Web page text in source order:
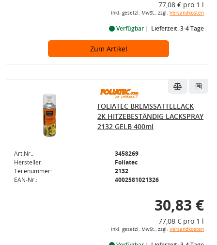
77,08 € pro 1 l
inkl. gesetzl. MwSt., zzgl. Versandkosten
Verfügbar Lieferzeit: 3-4 Tage
Zum Artikel
FOLIATEC BREMSSATTELLACK
2K HITZEBESTÄNDIG LACKSPRAY
2132 GELB 400ml
Art.Nr.:
3458269
Hersteller:
Foliatec
Teilenummer:
2132
EAN-Nr.:
4002581021326
30,83 €
77,08 € pro 1 l
inkl. gesetzl. MwSt., zzgl. Versandkosten